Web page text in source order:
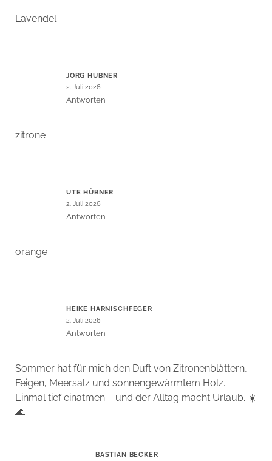
Lavendel
JÖRG HÜBNER
2. Juli 2026
Antworten
zitrone
UTE HÜBNER
2. Juli 2026
Antworten
orange
HEIKE HARNISCHFEGER
2. Juli 2026
Antworten
Sommer hat für mich den Duft von Zitronenblättern,
Feigen, Meersalz und sonnengewärmtem Holz.
Einmal tief einatmen – und der Alltag macht Urlaub. ☀️
🌊
BASTIAN BECKER